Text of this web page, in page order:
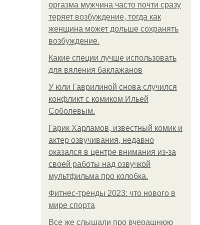
оргазма мужчина часто почти сразу
теряет возбуждение, тогда как
женщина может дольше сохранять
возбуждение.
Какие специи лучше использовать
для вяления баклажанов
У юли Гаврилиной снова случился
конфликт с комиком Ильей
Соболевым.
Гарик Харламов, известный комик и
актер озвучивания, недавно
оказался в центре внимания из-за
своей работы над озвучкой
мультфильма про колобка.
Фитнес-тренды 2023: что нового в
мире спорта
Все же слышали про вчерашнюю